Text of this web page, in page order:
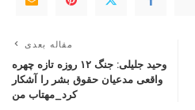
مقاله بعدی
وحید جلیلی: جنگ ۱۲ روزه تازه چهره
واقعی مدعیان حقوق بشر را آشکار
کرد_مهتاب من